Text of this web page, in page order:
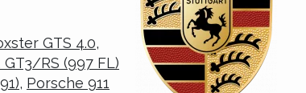
GTS 4.0,
GT3/RS (997 FL)
, Porsche 911